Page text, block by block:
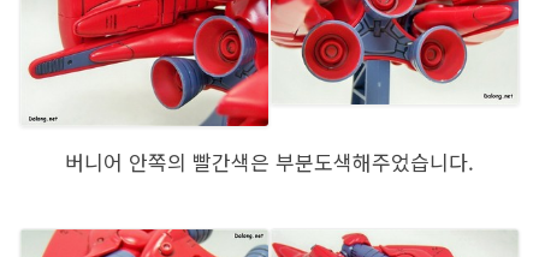
버니어 안쪽의 빨간색은 부분도색해주었습니다.